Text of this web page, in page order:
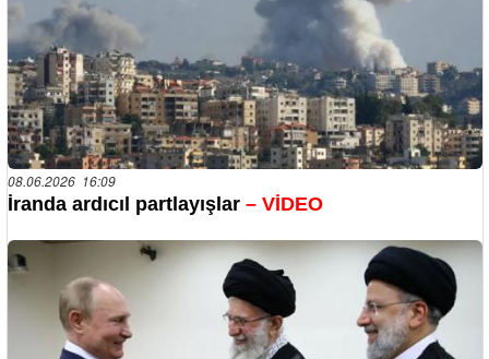
08.06.2026 16:09
İranda ardıcıl partlayışlar – VİDEO